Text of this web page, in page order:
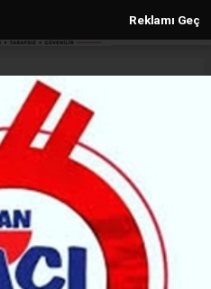
Reklamı Geç
gruplarından
Kaya'ya ziyaret
23:24, Güncelleme: 16.06.2026 - 23:24
okundu.